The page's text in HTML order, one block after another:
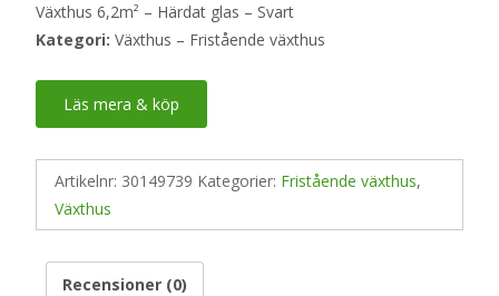
Växthus 6,2m² – Härdat glas – Svart
Kategori: Växthus – Fristående växthus
Läs mera & köp
Artikelnr: 30149739 Kategorier: Fristående växthus,
Växthus
Recensioner (0)